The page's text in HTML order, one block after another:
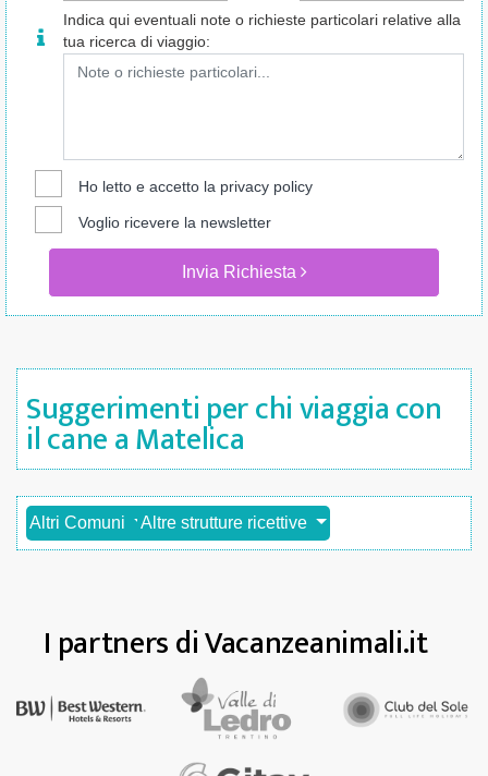
Indica qui eventuali note o richieste particolari relative alla
tua ricerca di viaggio:
Ho letto e accetto la privacy policy
Voglio ricevere la newsletter
Invia Richiesta
Suggerimenti per chi viaggia con
il cane a Matelica
Altri Comuni Altre strutture ricettive
I partners di Vacanzeanimali.it